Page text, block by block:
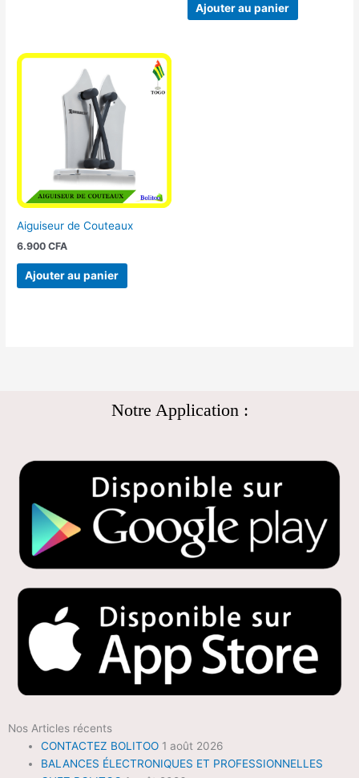
Ajouter au panier
Aiguiseur de Couteaux
6.900CFA
Ajouter au panier
Notre Application :
Nos Articles récents
CONTACTEZ BOLITOO 1 août 2026
BALANCES ÉLECTRONIQUES ET PROFESSIONNELLES